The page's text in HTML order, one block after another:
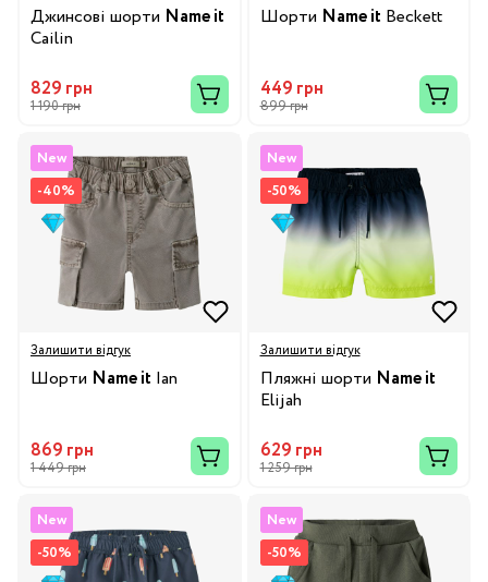
Джинсові шорти Name it
Cailin
829 грн
1 190 грн
Шорти Name it Beckett
449 грн
899 грн
New
-40%
Залишити відгук
Шорти Name it Ian
869 грн
1 449 грн
New
-50%
Залишити відгук
Пляжні шорти Name it
Elijah
629 грн
1 259 грн
New
-50%
New
-50%